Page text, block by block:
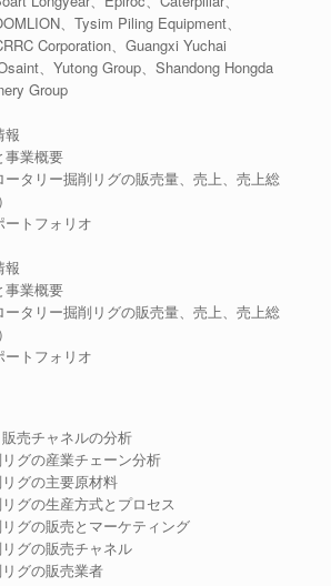
、Tysim Piling Equipment、
Corporation、Guangxi Yuchai
、Yutong Group、Shandong Hongda
Group
報
事業概要
タリー掘削リグの販売量、売上、売上総
トフォリオ
報
事業概要
タリー掘削リグの販売量、売上、売上総
トフォリオ
売チャネルの分析
グの産業チェーン分析
グの主要原材料
グの生産方式とプロセス
グの販売とマーケティング
グの販売チャネル
グの販売業者